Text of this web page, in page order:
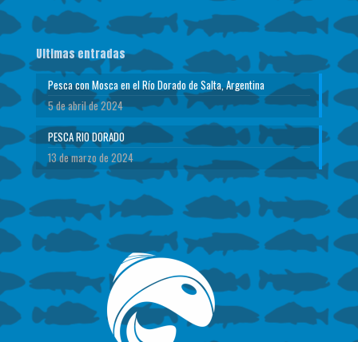
Ultimas entradas
Pesca con Mosca en el Río Dorado de Salta, Argentina
5 de abril de 2024
PESCA RIO DORADO
13 de marzo de 2024